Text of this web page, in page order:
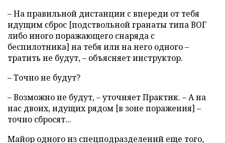
– На правильной дистанции с впереди от тебя
идущим сброс [подствольной гранаты типа ВОГ
либо иного поражающего снаряда с
беспилотника] на тебя или на него одного –
тратить не будут, – объясняет инструктор.
– Точно не будут?
– Возможно не будут, – уточняет Практик. – А на
нас двоих, идущих рядом [в зоне поражения] –
точно сбросят...
Майор одного из спецподразделений еще того,